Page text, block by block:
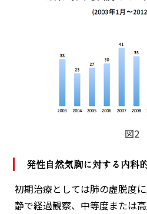
図2
発性自然気胸に対する内科
初期治療としては肺の虚脱度
静で経過観察、中等度または